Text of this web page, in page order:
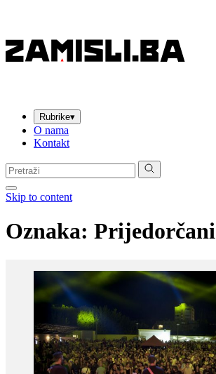
Rubrike▾
O nama
Kontakt
Pretraga:
Skip to content
Oznaka: Prijedorčani